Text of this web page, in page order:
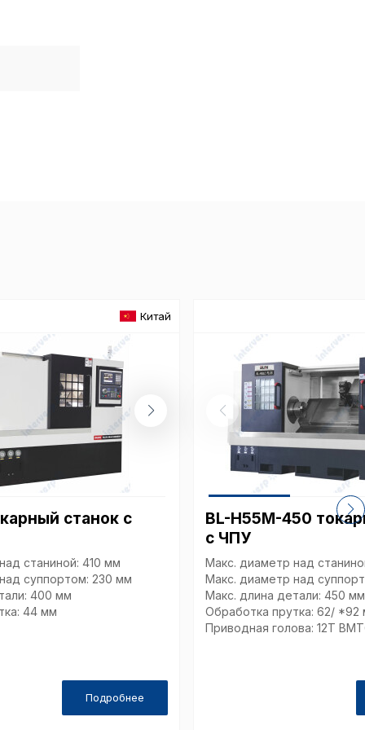
Китай
станок с
станиной: 410 мм
суппортом: 230 мм
400 мм
44 мм
Подробнее
BL-H55M-450
с ЧПУ
Макс. диаметр над
Макс. диаметр над
Макс. длина детали: 450 мм
Обработка прутка: 62/ *92
Приводная голова: 12T